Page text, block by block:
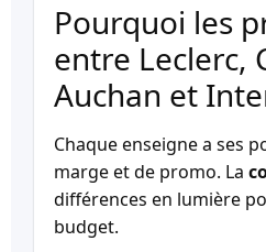
Pourquoi les
entre Leclerc,
Auchan et
Chaque enseigne a ses
marge et de promo. La
différences en lumière
budget.